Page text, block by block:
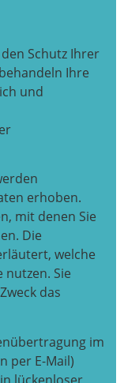
Schutz Ihrer
Ihre
und
erhoben.
mit denen Sie
Die
welche
Sie
das
im
per E-Mail)
lückenloser